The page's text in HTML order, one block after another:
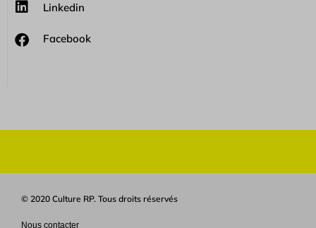
Linkedin
Facebook
© 2020 Culture RP. Tous droits réservés
Nous contacter